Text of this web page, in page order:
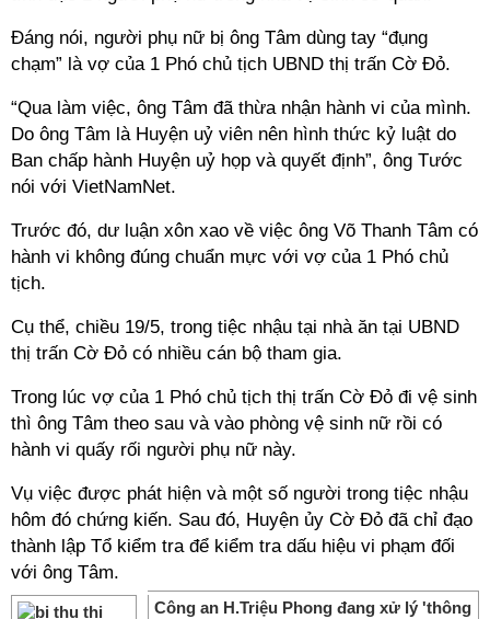
Đáng nói, người phụ nữ bị ông Tâm dùng tay “đụng
chạm” là vợ của 1 Phó chủ tịch UBND thị trấn Cờ Đỏ.
“Qua làm việc, ông Tâm đã thừa nhận hành vi của mình.
Do ông Tâm là Huyện uỷ viên nên hình thức kỷ luật do
Ban chấp hành Huyện uỷ họp và quyết định”, ông Tước
nói với VietNamNet.
Trước đó, dư luận xôn xao về việc ông Võ Thanh Tâm có
hành vi không đúng chuẩn mực với vợ của 1 Phó chủ
tịch.
Cụ thể, chiều 19/5, trong tiệc nhậu tại nhà ăn tại UBND
thị trấn Cờ Đỏ có nhiều cán bộ tham gia.
Trong lúc vợ của 1 Phó chủ tịch thị trấn Cờ Đỏ đi vệ sinh
thì ông Tâm theo sau và vào phòng vệ sinh nữ rồi có
hành vi quấy rối người phụ nữ này.
Vụ việc được phát hiện và một số người trong tiệc nhậu
hôm đó chứng kiến. Sau đó, Huyện ủy Cờ Đỏ đã chỉ đạo
thành lập Tổ kiểm tra để kiểm tra dấu hiệu vi phạm đối
với ông Tâm.
Công an H.Triệu Phong đang xử lý 'thông